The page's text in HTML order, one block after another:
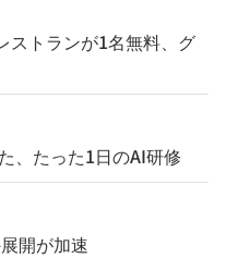
ストランが1名無料、グ
、たった1日のAI研修
開が加速